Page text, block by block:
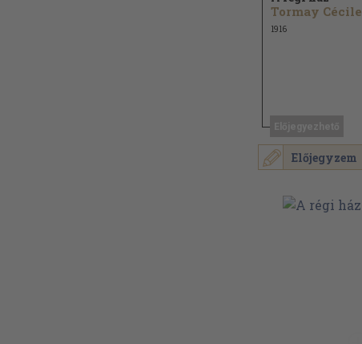
Előjegyzem
Tormay Cécile
1916